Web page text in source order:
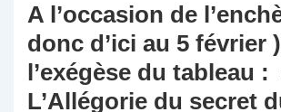
A l’occasion de
donc d’ici au 5 février
l’exégèse du tableau :
L’Allégorie du secret